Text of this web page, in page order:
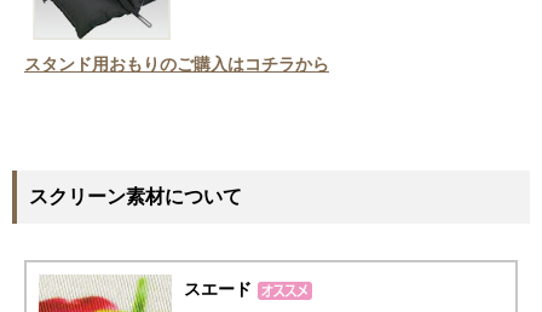
スタンド用おもりのご購入はコチラから
スクリーン素材について
スエード